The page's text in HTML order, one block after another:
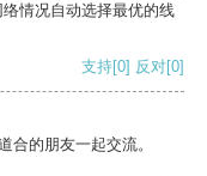
情况自动选择最优的线
支持[0] 反对[0]
合的朋友一起交流。